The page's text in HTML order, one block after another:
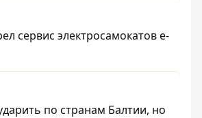
сервис электросамокатов e-
по странам Балтии, но